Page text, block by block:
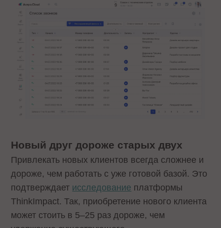
Новый друг дороже старых двух
Привлекать новых клиентов всегда сложнее и
дороже, чем работать с уже готовой базой. Это
подтверждает исследование платформы
ThinkImpact. Так, приобретение нового клиента
может стоить в 5–25 раз дороже, чем